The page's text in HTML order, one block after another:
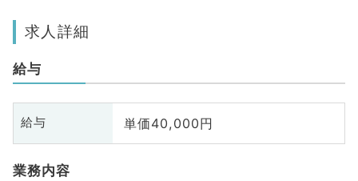
求人詳細
給与
給与 単価40,000円
業務内容